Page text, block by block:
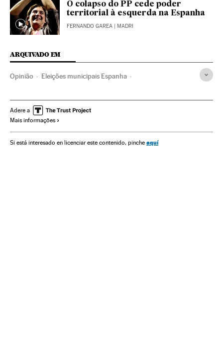
O colapso do PP cede poder
territorial à esquerda na Espanha
FERNANDO GAREA | MADRI
ARQUIVADO EM
Opinião Eleições municipais Espanha
Partidos políticos Eleições
Adere a
Mais informações
Si está interesado en licenciar este contenido, pinche aquí